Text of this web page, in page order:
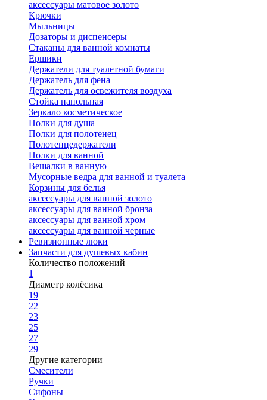
аксессуары матовое золото
Крючки
Мыльницы
Дозаторы и диспенсеры
Стаканы для ванной комнаты
Ершики
Держатели для туалетной бумаги
Держатель для фена
Держатель для освежителя воздуха
Стойка напольная
Зеркало косметическое
Полки для душа
Полки для полотенец
Полотенцедержатели
Полки для ванной
Вешалки в ванную
Мусорные ведра для ванной и туалета
Корзины для белья
аксессуары для ванной золото
аксессуары для ванной бронза
аксессуары для ванной хром
аксессуары для ванной черные
Ревизионные люки
Запчасти для душевых кабин
Количество положений
1
Диаметр колёсика
19
22
23
25
27
29
Другие категории
Смесители
Ручки
Сифоны